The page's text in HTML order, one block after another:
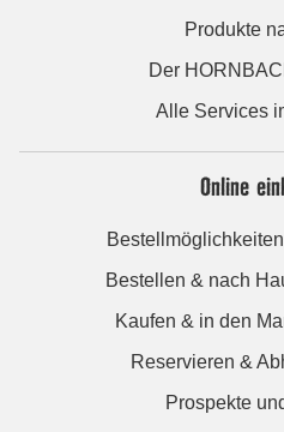
Produkte
Der
Alle Services
Online
Bestellen & nach
Kaufen & in den
Reservieren &
Prospekte